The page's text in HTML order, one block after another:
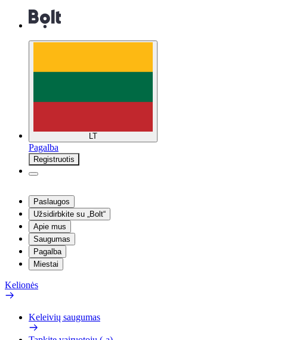
LT
Pagalba
Registruotis
Paslaugos
Užsidirbkite su „Bolt“
Apie mus
Saugumas
Pagalba
Miestai
Kelionės
Keleivių saugumas